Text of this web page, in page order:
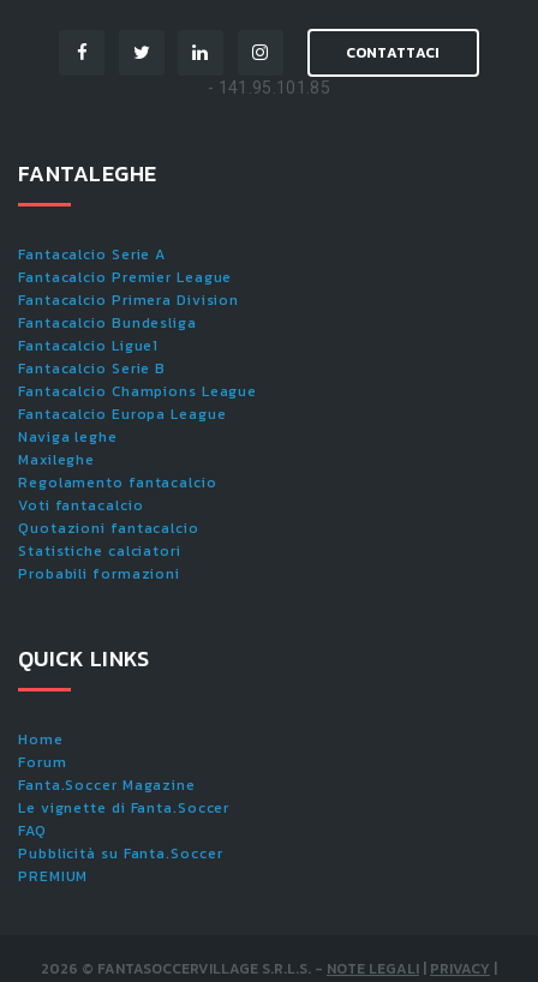
CONTATTACI
- 141.95.101.85
FANTALEGHE
Fantacalcio Serie A
Fantacalcio Premier League
Fantacalcio Primera Division
Fantacalcio Bundesliga
Fantacalcio Ligue1
Fantacalcio Serie B
Fantacalcio Champions League
Fantacalcio Europa League
Naviga leghe
Maxileghe
Regolamento fantacalcio
Voti fantacalcio
Quotazioni fantacalcio
Statistiche calciatori
Probabili formazioni
QUICK LINKS
Home
Forum
Fanta.Soccer Magazine
Le vignette di Fanta.Soccer
FAQ
Pubblicità su Fanta.Soccer
PREMIUM
2026 © FANTASOCCERVILLAGE S.R.L.S. - NOTE LEGALI | PRIVACY |